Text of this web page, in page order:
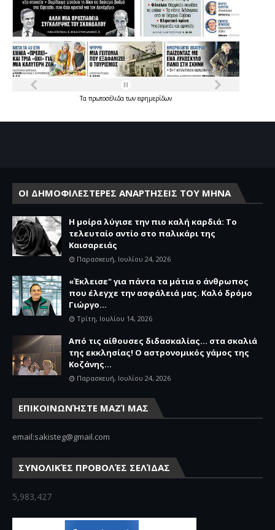
Τα πρωτοσέλιδατων εφημερίδων
ΟΙ ΔΗΜΟΦΙΛΕΣΤΕΡΕΣ ΑΝΑΡΤΗΣΕΙΣ ΤΟΥ ΜΗΝΑ
Η μοίρα λύγισε την πιο καλή καρδιά: Το
τελευταίο αντίο στο παλικάρι της
Καισαρειάς
Παρασκευή, Ιουλίου 24, 2026
«Έκλεισε" για πάντα τα μάτια ο άνθρωπος
που έλεγχε την ασφάλειά μας. Καλό δρόμο
Γιώργο...
Τρίτη, Ιουλίου 14, 2026
Από τις αίθουσες διδασκαλίας… στα σκαλιά
της εκκλησίας! Ο αστρονομικός γάμος της
Κοζάνης...
Παρασκευή, Ιουλίου 24, 2026
ΕΠΙΚΟΙΝΩΝΉΣΤΕ ΜΑΖΊ ΜΑΣ
email:sakisteg@gmail.com
ΣΥΝΟΛΙΚΈΣ ΠΡΟΒΟΛΈΣ ΣΕΛΊΔΑΣ
5,983,427